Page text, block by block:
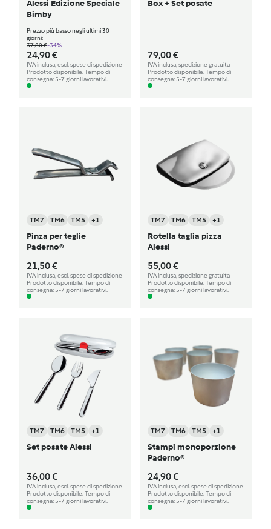
Alessi Edizione Speciale
Bimby
Prezzo più basso negli ultimi 30
giorni:
37,80 €-34%
24,90 €
IVA inclusa, escl. spese di spedizione
Prodotto disponibile. Tempo di
consegna: 5-7 giorni lavorativi.
Box + Set posate
79,00 €
IVA inclusa, spedizione gratuita
Prodotto disponibile. Tempo di
consegna: 5-7 giorni lavorativi.
TM7 TM6 TM5 +1
Pinza per teglie
Paderno®
21,50 €
IVA inclusa, escl. spese di spedizione
Prodotto disponibile. Tempo di
consegna: 5-7 giorni lavorativi.
TM7 TM6 TM5 +1
Rotella taglia pizza
Alessi
55,00 €
IVA inclusa, spedizione gratuita
Prodotto disponibile. Tempo di
consegna: 5-7 giorni lavorativi.
TM7 TM6 TM5 +1
Set posate Alessi
36,00 €
IVA inclusa, escl. spese di spedizione
Prodotto disponibile. Tempo di
consegna: 5-7 giorni lavorativi.
TM7 TM6 TM5 +1
Stampi monoporzione
Paderno®
24,90 €
IVA inclusa, escl. spese di spedizione
Prodotto disponibile. Tempo di
consegna: 5-7 giorni lavorativi.